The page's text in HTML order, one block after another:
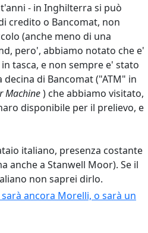
- in Inghilterra si può
credito o Bancomat, non
(anche meno di una
pero', abbiamo notato che e'
tasca, e non sempre e' stato
di Bancomat ("ATM" in
Machine) che abbiamo visitato,
disponibile per il prelievo, e
italiano, presenza costante
anche a Stanwell Moor). Se il
non saprei dirlo.